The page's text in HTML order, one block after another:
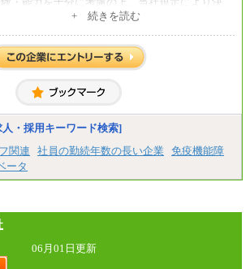
+ 続きを読む
・採用キーワード検索]
関連 社員の勤続年数の長い企業
免疫機能障
ータ
06月01日更新